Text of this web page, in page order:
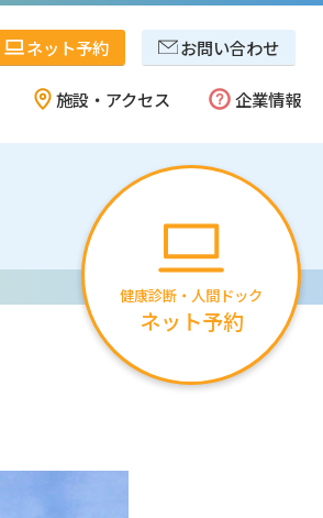
健康診断・人間ドック
ネット予約
お問い合わせ
ネット予約
施設・アクセス 企業情報